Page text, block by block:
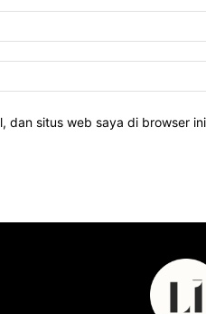
dan situs web saya di browser